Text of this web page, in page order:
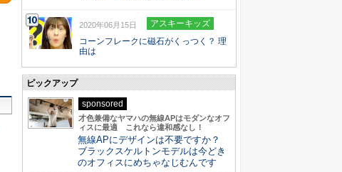
2020年06月15日
アスキーキッズ
コーンフレークに磁石がくっつく？ 理
由は
ピックアップ
sponsored
才色兼備なヤマハの無線APはモダンなオフ
ィスに最適 これなら違和感なし！
無線APにデザインは不要ですか？
ブラックスケルトンモデルは今どき
のオフィスにめちゃなじむんです